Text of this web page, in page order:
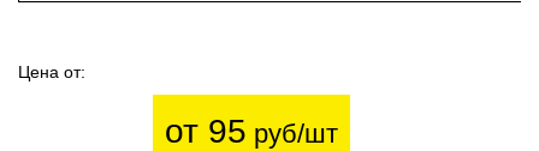
Цена от:
от 95 руб/шт